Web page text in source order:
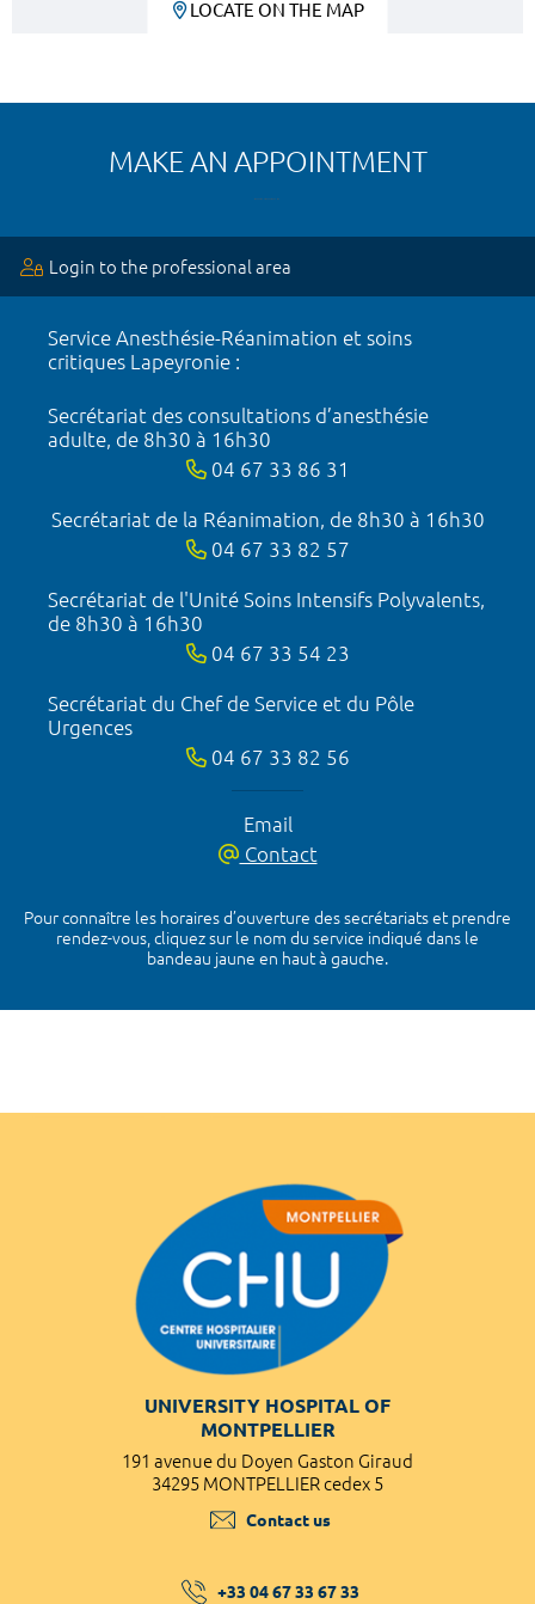
LOCATE ON THE MAP
MAKE AN APPOINTMENT
Login to the professional area
Service Anesthésie-Réanimation et soins
critiques Lapeyronie :
Secrétariat des consultations d’anesthésie
adulte, de 8h30 à 16h30
04 67 33 86 31
Secrétariat de la Réanimation, de 8h30 à 16h30
04 67 33 82 57
Secrétariat de l'Unité Soins Intensifs Polyvalents,
de 8h30 à 16h30
04 67 33 54 23
Secrétariat du Chef de Service et du Pôle
Urgences
04 67 33 82 56
Email
Contact
Pour connaître les horaires d’ouverture des secrétariats et prendre
rendez-vous, cliquez sur le nom du service indiqué dans le
bandeau jaune en haut à gauche.
UNIVERSITY HOSPITAL OF
MONTPELLIER
191 avenue du Doyen Gaston Giraud
34295 MONTPELLIER cedex 5
Contact us
+33 04 67 33 67 33